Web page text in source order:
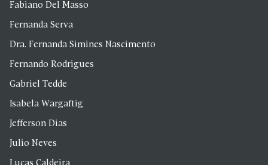
Fabiano Del Masso
Fernanda Serva
Dra. Fernanda Simines Nascimento
Fernando Rodrigues
Gabriel Tedde
Isabela Wargaftig
Jefferson Dias
Julio Neves